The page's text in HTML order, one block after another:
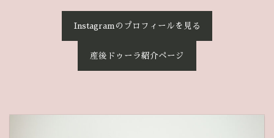
Instagramのプロフィールを見る
産後ドゥーラ紹介ページ